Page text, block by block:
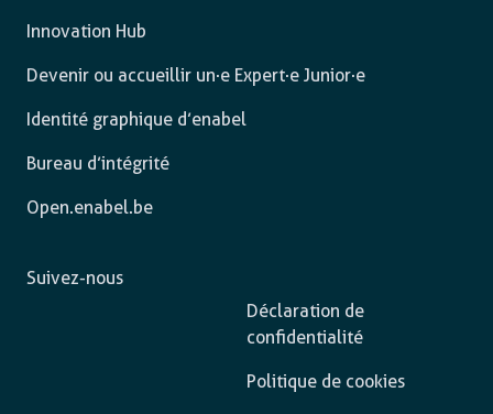
Innovation Hub
Devenir ou accueillir un·e Expert·e Junior·e
Identité graphique d’enabel
Bureau d’intégrité
Open.enabel.be
Déclaration de
confidentialité
Politique de cookies
Suivez-nous